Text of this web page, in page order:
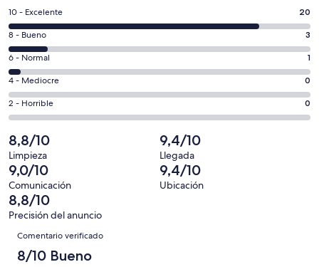
en
una
ventana
nueva
20
comentarios
de
un
total
de
24
con
una
puntuación
de
10
-
Excelente
10 - Excelente 20
3
comentarios
de
un
total
de
con
una
puntuación
de
8
-
Bueno
8 - Bueno 3
1
comentarios
de
un
total
de
24
con
una
puntuación
de
6
Normal
6 - Normal 1
0
comentarios
de
total
de
24
con
una
puntuación
de
4 - Mediocre 0
0
comentarios
de
un
total
de
24
con
puntuación
de
2 - Horrible 0
8,8/10
Limpieza
9,4/10
Llegada
9,0/10
Comunicación
9,4/10
Ubicación
8,8/10
Precisión del anuncio
Comentarios
Comentario verificado
8/10 Bueno